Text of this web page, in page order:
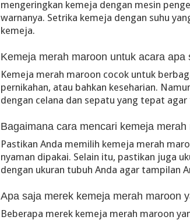
mengeringkan kemeja dengan mesin
warnanya. Setrika kemeja dengan suhu
kemeja.
Kemeja merah maroon untuk acara apa
Kemeja merah maroon cocok untuk
pernikahan, atau bahkan keseharian.
dengan celana dan sepatu yang tepat
Bagaimana cara mencari kemeja
Pastikan Anda memilih kemeja merah
nyaman dipakai. Selain itu, pastikan juga
dengan ukuran tubuh Anda agar tampilan
Apa saja merek kemeja merah maroon
Beberapa merek kemeja merah maroon